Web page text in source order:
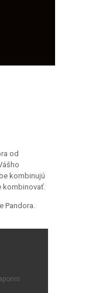
od
kombinujú
kombinovať.
Pandora.